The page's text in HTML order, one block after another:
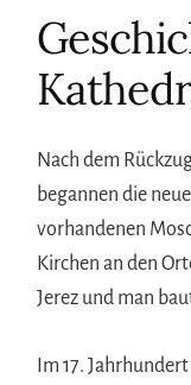
Nach dem
begannen die
vorhandenen
Kirchen an den
Jerez und man
Im 17.